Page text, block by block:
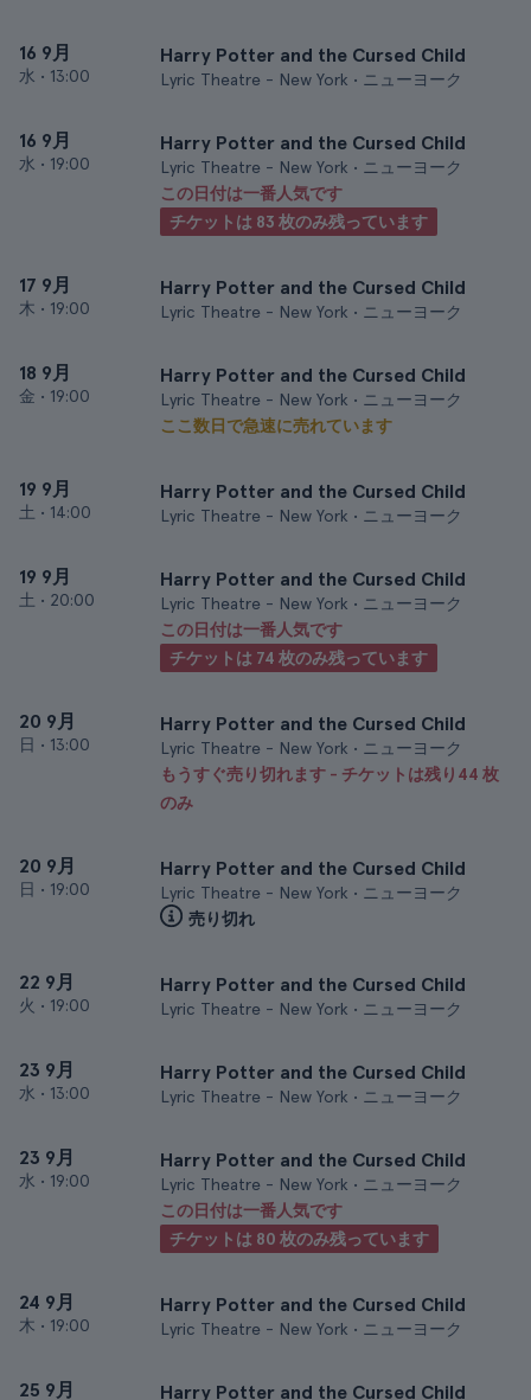
16 9月
水 • 13:00
Harry Potter and the Cursed Child
Lyric Theatre - New York • ニューヨーク
16 9月
水 • 19:00
Harry Potter and the Cursed Child
Lyric Theatre - New York • ニューヨーク
この日付は一番人気です
チケットは 83 枚のみ残っています
17 9月
木 • 19:00
Harry Potter and the Cursed Child
Lyric Theatre - New York • ニューヨーク
18 9月
金 • 19:00
Harry Potter and the Cursed Child
Lyric Theatre - New York • ニューヨーク
ここ数日で急速に売れています
19 9月
土 • 14:00
Harry Potter and the Cursed Child
Lyric Theatre - New York • ニューヨーク
19 9月
土 • 20:00
Harry Potter and the Cursed Child
Lyric Theatre - New York • ニューヨーク
この日付は一番人気です
チケットは 74 枚のみ残っています
20 9月
日 • 13:00
Harry Potter and the Cursed Child
Lyric Theatre - New York • ニューヨーク
もうすぐ売り切れます - チケットは残り44 枚
のみ
20 9月
日 • 19:00
Harry Potter and the Cursed Child
Lyric Theatre - New York • ニューヨーク
売り切れ
22 9月
火 • 19:00
Harry Potter and the Cursed Child
Lyric Theatre - New York • ニューヨーク
23 9月
水 • 13:00
Harry Potter and the Cursed Child
Lyric Theatre - New York • ニューヨーク
23 9月
水 • 19:00
Harry Potter and the Cursed Child
Lyric Theatre - New York • ニューヨーク
この日付は一番人気です
チケットは 80 枚のみ残っています
24 9月
木 • 19:00
Harry Potter and the Cursed Child
Lyric Theatre - New York • ニューヨーク
25 9月 Harry Potter and the Cursed Child